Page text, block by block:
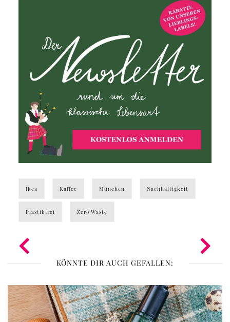
Ikea Kaffee München Nachhaltigkeit
Plastikfrei Zero Waste
KÖNNTE DIR AUCH GEFALLEN: